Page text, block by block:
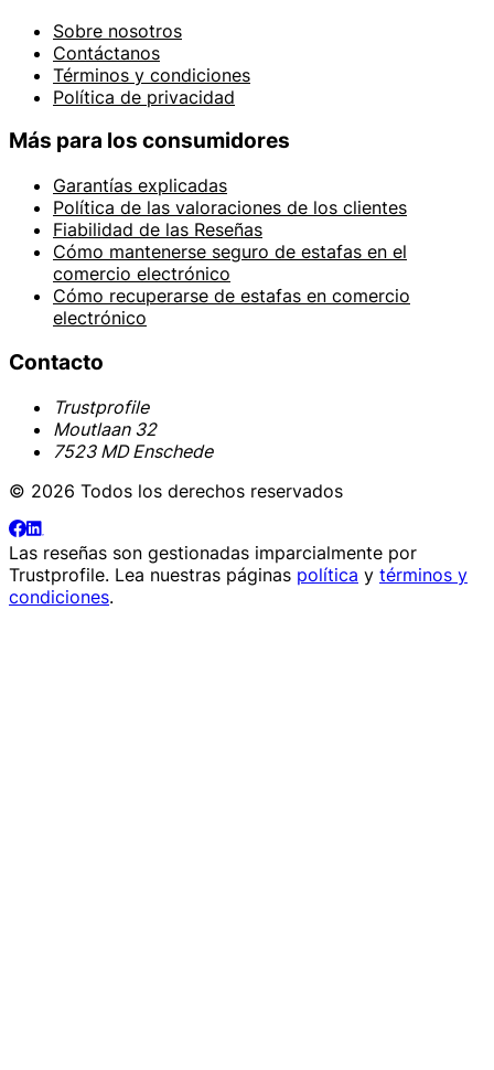
Sobre nosotros
Contáctanos
Términos y condiciones
Política de privacidad
Más para los consumidores
Garantías explicadas
Política de las valoraciones de los clientes
Fiabilidad de las Reseñas
Cómo mantenerse seguro de estafas en el
comercio electrónico
Cómo recuperarse de estafas en comercio
electrónico
Contacto
Trustprofile
Moutlaan 32
7523 MD Enschede
© 2026 Todos los derechos reservados
Las reseñas son gestionadas imparcialmente por
Trustprofile. Lea nuestras páginas política y términos y
condiciones.